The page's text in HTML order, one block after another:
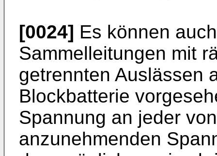
[0024] Es können
Sammelleitungen mit
getrennten Auslässen
Blockbatterie
Spannung an jeder
anzunehmenden